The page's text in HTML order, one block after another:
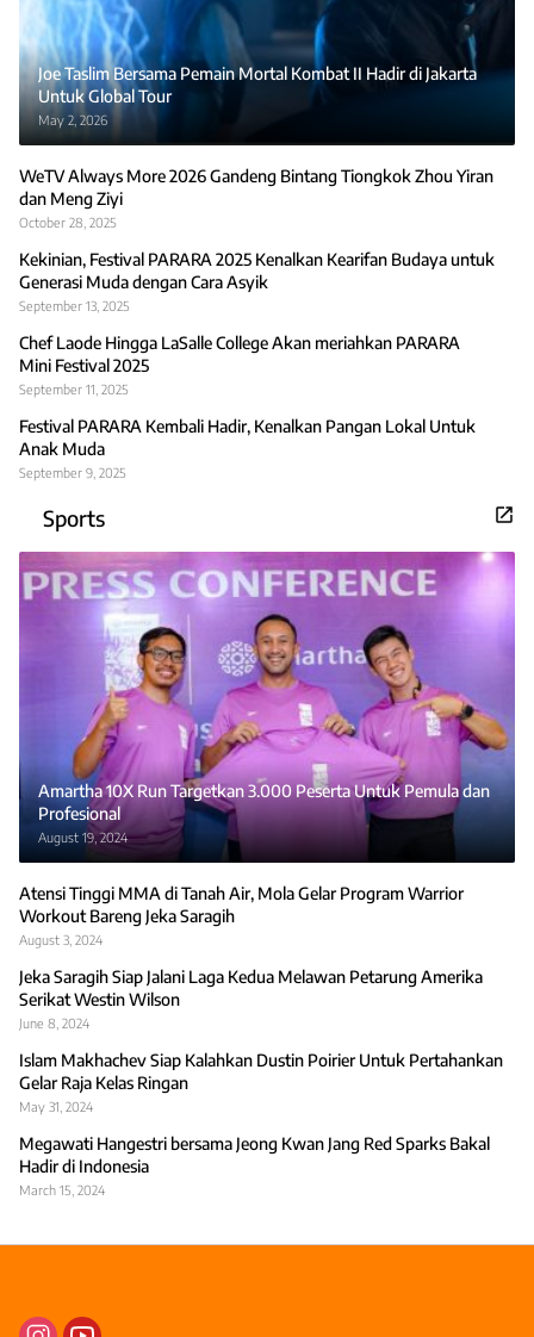
Joe Taslim Bersama Pemain Mortal Kombat II Hadir di Jakarta
Untuk Global Tour
May 2, 2026
WeTV Always More 2026 Gandeng Bintang Tiongkok Zhou Yiran
dan Meng Ziyi
October 28, 2025
Kekinian, Festival PARARA 2025 Kenalkan Kearifan Budaya untuk
Generasi Muda dengan Cara Asyik
September 13, 2025
Chef Laode Hingga LaSalle College Akan meriahkan PARARA
Mini Festival 2025
September 11, 2025
Festival PARARA Kembali Hadir, Kenalkan Pangan Lokal Untuk
Anak Muda
September 9, 2025
Sports
Amartha 10X Run Targetkan 3.000 Peserta Untuk Pemula dan
Profesional
August 19, 2024
Atensi Tinggi MMA di Tanah Air, Mola Gelar Program Warrior
Workout Bareng Jeka Saragih
August 3, 2024
Jeka Saragih Siap Jalani Laga Kedua Melawan Petarung Amerika
Serikat Westin Wilson
June 8, 2024
Islam Makhachev Siap Kalahkan Dustin Poirier Untuk Pertahankan
Gelar Raja Kelas Ringan
May 31, 2024
Megawati Hangestri bersama Jeong Kwan Jang Red Sparks Bakal
Hadir di Indonesia
March 15, 2024